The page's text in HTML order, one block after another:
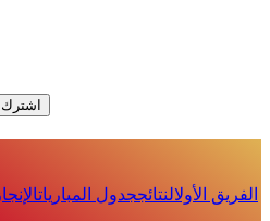
اشترك
الفريق الأولالنتائججدول المباريات